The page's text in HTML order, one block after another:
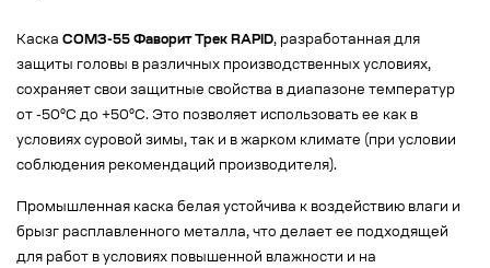
Каска СОМЗ-55 Фаворит Трек RAPID, разработанная для
защиты головы в различных производственных условиях,
сохраняет свои защитные свойства в диапазоне температур
от -50°C до +50°C. Это позволяет использовать ее как в
условиях суровой зимы, так и в жарком климате (при условии
соблюдения рекомендаций производителя).
Промышленная каска белая устойчива к воздействию влаги и
брызг расплавленного металла, что делает ее подходящей
для работ в условиях повышенной влажности и на